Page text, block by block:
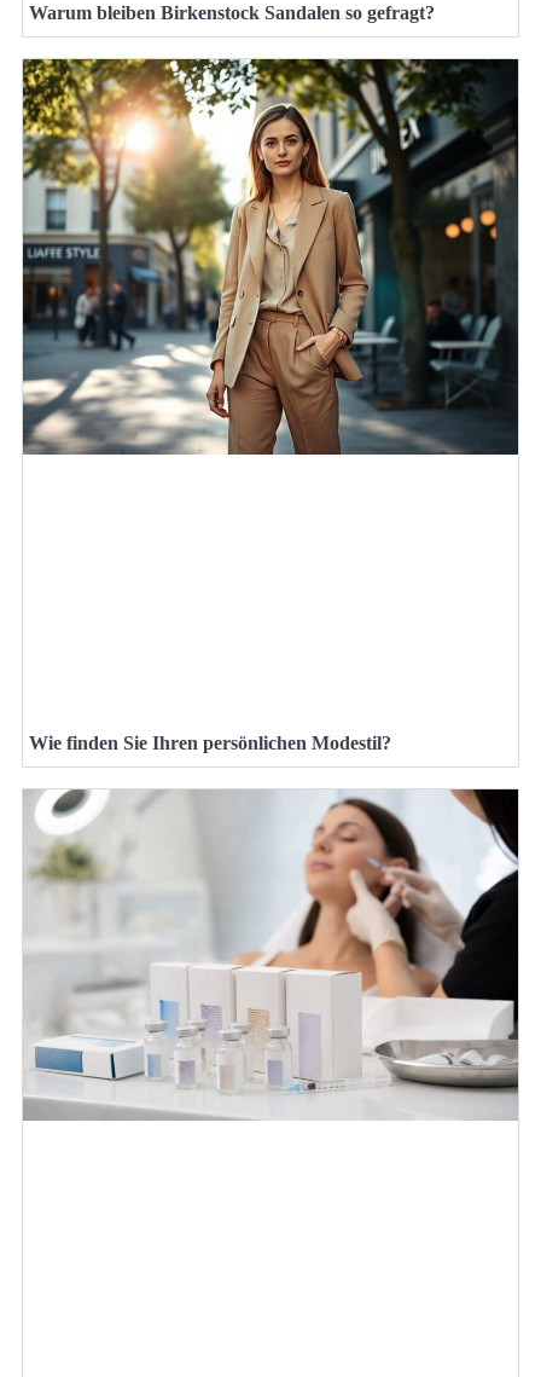
Warum bleiben Birkenstock Sandalen so gefragt?
Wie finden Sie Ihren persönlichen Modestil?